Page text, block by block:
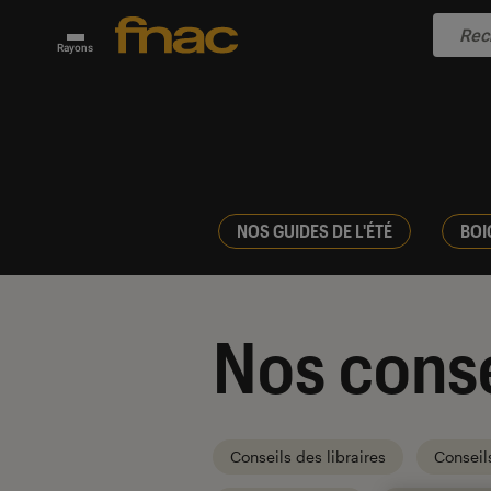
Rayons
NOS GUIDES DE L'ÉTÉ
Nos
Conseils des libraires